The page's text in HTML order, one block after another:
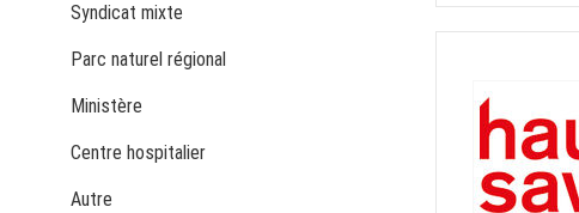
Syndicat mixte
Parc naturel régional
Ministère
Centre hospitalier
Autre